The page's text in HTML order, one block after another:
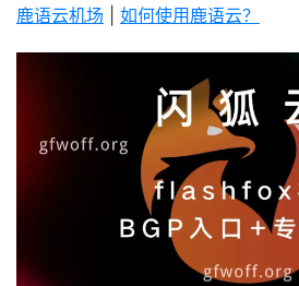
鹿语云机场 如何使用鹿语云？